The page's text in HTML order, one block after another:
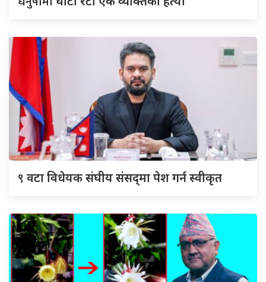
९ वटा विधेयक संघीय संसद्‌मा पेश गर्न स्वीकृत